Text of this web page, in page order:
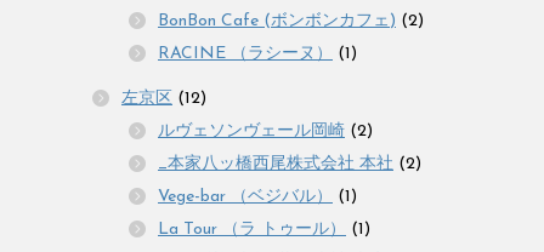
BonBon Cafe (ボンボンカフェ) (2)
RACINE （ラシーヌ）
(1)
左京区 (12)
ルヴェソンヴェール岡崎 (2)
_本家八ッ橋西尾株式会社 本社 (2)
Vege-bar （ベジバル）
(1)
La Tour （ラ トゥール）
(1)